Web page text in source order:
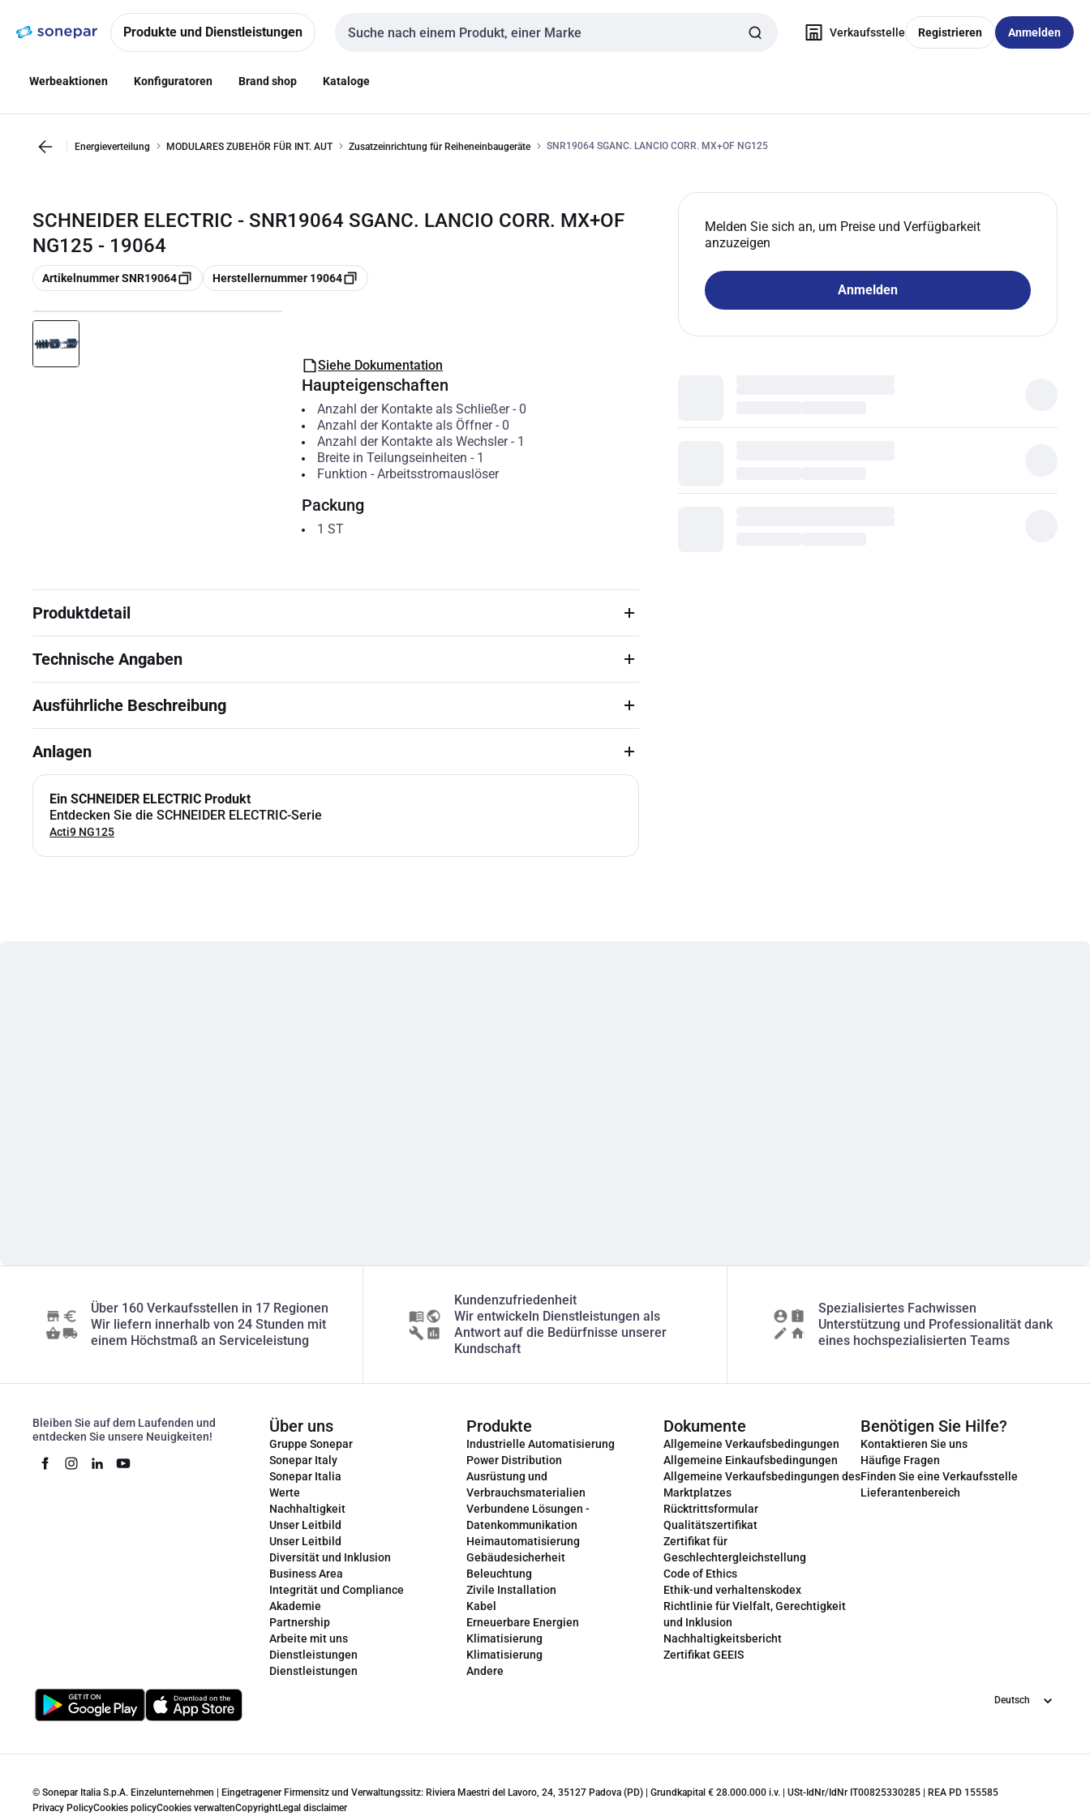
NavigationInhalt
Produkte und Dienstleistungen
Sucheingabe
Verkaufsstelle Registrieren Anmelden
Werbeaktionen Konfiguratoren Brand shop Kataloge
Energieverteilung MODULARES ZUBEHÖR FÜR INT. AUT Zusatzeinrichtung für Reiheneinbaugeräte SNR19064 SGANC. LANCIO CORR. MX+OF NG125
SCHNEIDER ELECTRIC - SNR19064 SGANC. LANCIO CORR. MX+OF
NG125 - 19064
Kopieren
Artikelnummer SNR19064 Kopieren
Herstellernummer 19064
Melden Sie sich an, um Preise und Verfügbarkeit
anzuzeigen
Anmelden
Siehe Dokumentation
Haupteigenschaften
Anzahl der Kontakte als Schließer- 0
Anzahl der Kontakte als Öffner- 0
Anzahl der Kontakte als Wechsler- 1
Breite in Teilungseinheiten - 1
Funktion - Arbeitsstromauslöser
Packung
1 ST
Produktdetail
Technische Angaben
Ausführliche Beschreibung
Anlagen
Ein SCHNEIDER ELECTRIC Produkt
Entdecken Sie die SCHNEIDER ELECTRIC-Serie
Acti9 NG125
Über 160 Verkaufsstellen in 17 Regionen
Wir liefern innerhalb von 24 Stunden mit
einem Höchstmaß an Serviceleistung
Kundenzufriedenheit
Wir entwickeln Dienstleistungen als
Antwort auf die Bedürfnisse unserer
Kundschaft
Spezialisiertes Fachwissen
Unterstützung und Professionalität dank
eines hochspezialisierten Teams
Bleiben Sie auf dem Laufenden und
entdecken Sie unsere Neuigkeiten!
Über uns
Gruppe Sonepar
Sonepar Italy
Sonepar Italia
Werte
Nachhaltigkeit
Unser Leitbild
Unser Leitbild
Diversität und Inklusion
Business Area
Integrität und Compliance
Akademie
Partnership
Arbeite mit uns
Dienstleistungen
Dienstleistungen
Produkte
Industrielle Automatisierung
Power Distribution
Ausrüstung und
Verbrauchsmaterialien
Verbundene Lösungen -
Datenkommunikation
Heimautomatisierung
Gebäudesicherheit
Beleuchtung
Zivile Installation
Kabel
Erneuerbare Energien
Klimatisierung
Klimatisierung
Andere
Dokumente
Allgemeine Verkaufsbedingungen
Allgemeine Einkaufsbedingungen
Allgemeine Verkaufsbedingungen des
Marktplatzes
Rücktrittsformular
Qualitätszertifikat
Zertifikat für
Geschlechtergleichstellung
Code of Ethics
Ethik-und verhaltenskodex
Richtlinie für Vielfalt, Gerechtigkeit
und Inklusion
Nachhaltigkeitsbericht
Zertifikat GEEIS
Benötigen Sie Hilfe?
Kontaktieren Sie uns
Häufige Fragen
Finden Sie eine Verkaufsstelle
Lieferantenbereich
Sprache
© Sonepar Italia S.p.A. Einzelunternehmen | Eingetragener Firmensitz und Verwaltungssitz: Riviera Maestri del Lavoro, 24, 35127 Padova (PD) | Grundkapital € 28.000.000 i.v. | USt-IdNr/IdNr IT00825330285 | REA PD 155585
Privacy PolicyCookies policyCookies verwaltenCopyrightLegal disclaimer